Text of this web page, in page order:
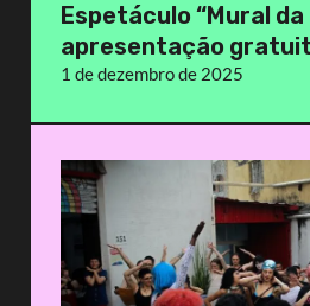
Espetáculo “Mural
apresentação
1 de dezembro de 2025